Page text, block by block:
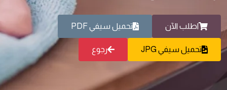
اطلب الآن تحميل سيفي PDF
تحميل سيفي JPG رجوع